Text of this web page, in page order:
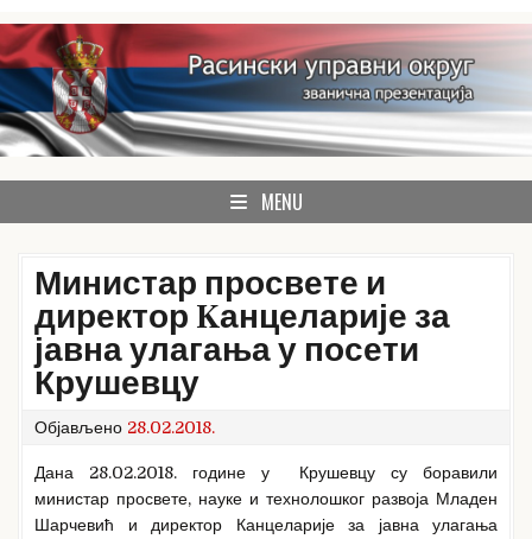
Skip
to
content
Расински округ
званична презентација Расинског управног округа
MENU
Министар просвете и
директор Kанцеларије за
јавна улагања у посети
Крушевцу
Објављено 28.02.2018.
Дана 28.02.2018. године у Крушевцу су боравили
министар просвете, науке и технолошког развоја Младен
Шарчевић и директор Канцеларије за јавна улагања